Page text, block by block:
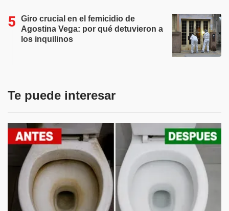
Giro crucial en el femicidio de
Agostina Vega: por qué detuvieron a
los inquilinos
Te puede interesar